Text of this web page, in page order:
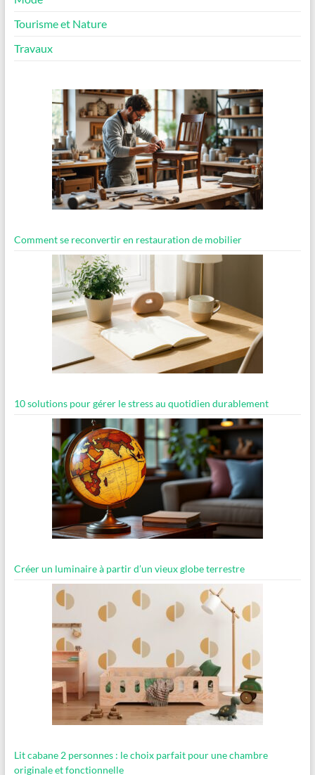
Tourisme et Nature
Travaux
Comment se reconvertir en restauration de mobilier
10 solutions pour gérer le stress au quotidien durablement
Créer un luminaire à partir d’un vieux globe terrestre
Lit cabane 2 personnes : le choix parfait pour une chambre
originale et fonctionnelle